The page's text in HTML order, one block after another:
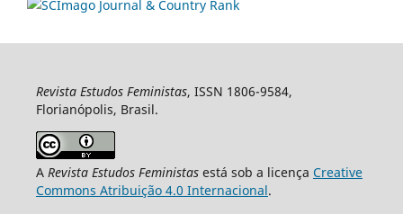
Revista Estudos Feministas, ISSN 1806-9584,
Florianópolis, Brasil.
A Revista Estudos Feministasestá sob a licença Creative
Commons Atribuição 4.0 Internacional.